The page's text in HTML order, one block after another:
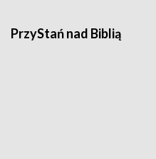
PrzyStań nad Biblią